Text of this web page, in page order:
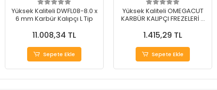
Yüksek Kaliteli DWFL08-8.0 x
6 mm Karbür Kalıpçı L Tip
11.008,34 TL
Sepete Ekle
Yüksek Kaliteli OMEGACUT
KARBÜR KALIPÇI FREZELERİ H
1.415,29 TL
Sepete Ekle